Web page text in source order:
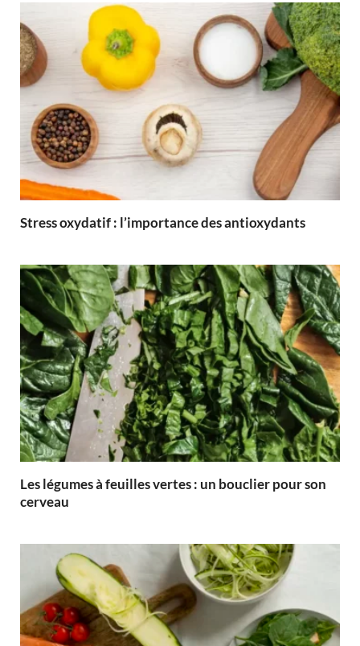
Stress oxydatif : l’importance des antioxydants
Les légumes à feuilles vertes : un bouclier pour son
cerveau